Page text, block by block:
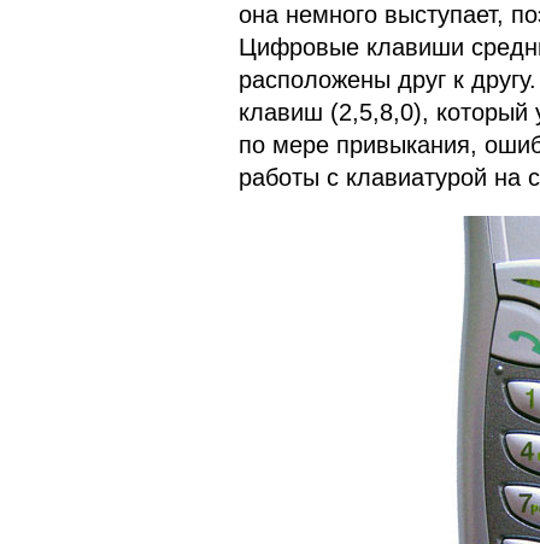
она немного выступает,
Цифровые клавиши
расположены друг к
клавиш (2,5,8,0), который
по мере привыкания,
работы с клавиатурой на